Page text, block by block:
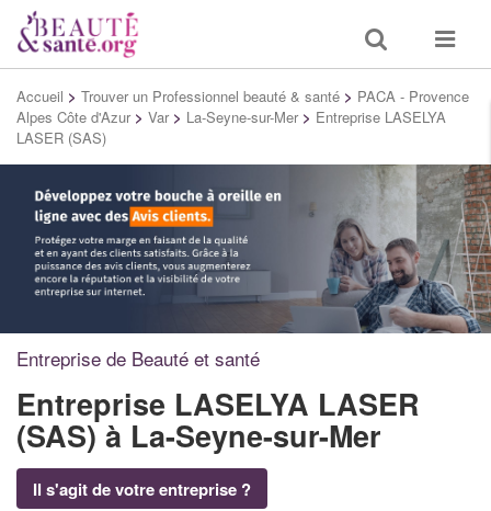
Toggle
search
Toggle
Accueil > Trouver un Professionnel beauté & santé > PACA - Provence
Alpes Côte d'Azur > Var > La-Seyne-sur-Mer > Entreprise LASELYA
LASER (SAS)
Entreprise de Beauté et santé
Entreprise LASELYA LASER
(SAS)à La-Seyne-sur-Mer
Il s'agit de votre entreprise ?